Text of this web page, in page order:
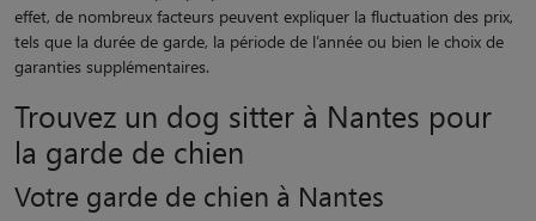
effet, de nombreux facteurs peuvent expliquer la fluctuation des prix,
tels que la durée de garde, la période de l’année ou bien le choix de
garanties supplémentaires.
Trouvez un dog sitter à Nantes pour
la garde de chien
Votre garde de chien à Nantes